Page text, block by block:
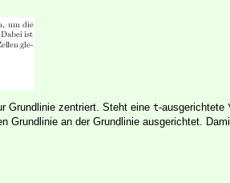
Grundlinie zentriert. Steht eine t-ausgerichtete
Grundlinie an der Grundlinie ausgerichtet.